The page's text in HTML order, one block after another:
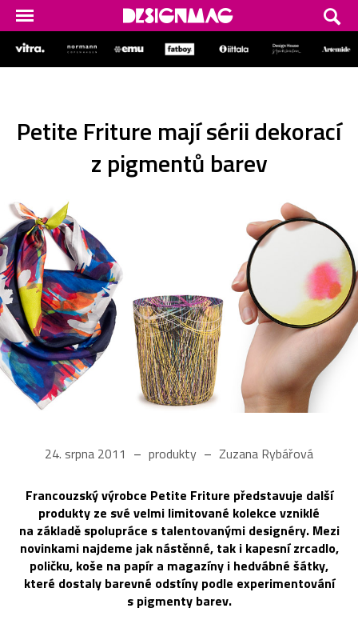
Petite Friture mají sérii dekorací
z pigmentů barev
24. srpna 2011 produkty Zuzana Rybářová
Francouzský výrobce Petite Friture představuje další
produkty ze své velmi limitované kolekce vzniklé
na základě spolupráce s talentovanými designéry. Mezi
novinkami najdeme jak nástěnné, tak i kapesní zrcadlo,
poličku, koše na papír a magazíny i hedvábné šátky,
které dostaly barevné odstíny podle experimentování
s pigmenty barev.